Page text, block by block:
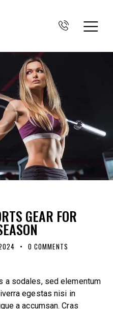
GEAR FOR
0 COMMENTS
a sodales, sed elementum
egestas nisi in
a accumsan. Cras